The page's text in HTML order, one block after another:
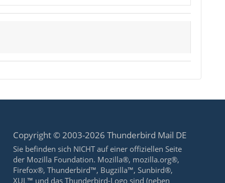
Copyright © 2003-2026 Thunderbird Mail DE
Sie befinden sich NICHT auf einer offiziellen Seite
der Mozilla Foundation. Mozilla®, mozilla.org®,
Firefox®, Thunderbird™, Bugzilla™, Sunbird®,
XUL™ und das Thunderbird-Logo sind (neben